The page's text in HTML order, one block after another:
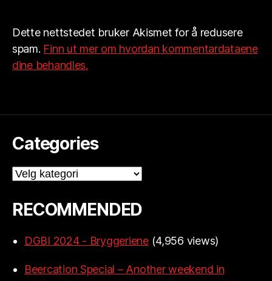
Dette nettstedet bruker Akismet for å redusere
spam. Finn ut mer om hvordan kommentardataene
dine behandles.
Categories
Categories
RECOMMENDED
DGBI 2024 - Bryggeriene (4,956 views)
Beercation Special – Another weekend in